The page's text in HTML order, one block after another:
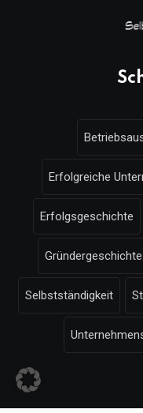
Erfolgreiche
Erfolgsgeschichte
Gründergeschichte
Selbstständigkeit